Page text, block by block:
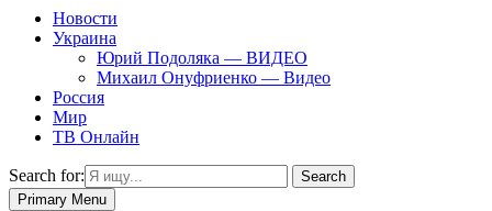
Новости
Украина
Юрий Подоляка — ВИДЕО
Михаил Онуфриенко — Видео
Россия
Мир
ТВ Онлайн
Search for:
Search
Primary Menu